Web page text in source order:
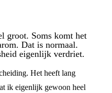
groot. Soms komt het
Dat is normaal.
eigenlijk verdriet.
Het heeft lang
ik eigenlijk gewoon heel